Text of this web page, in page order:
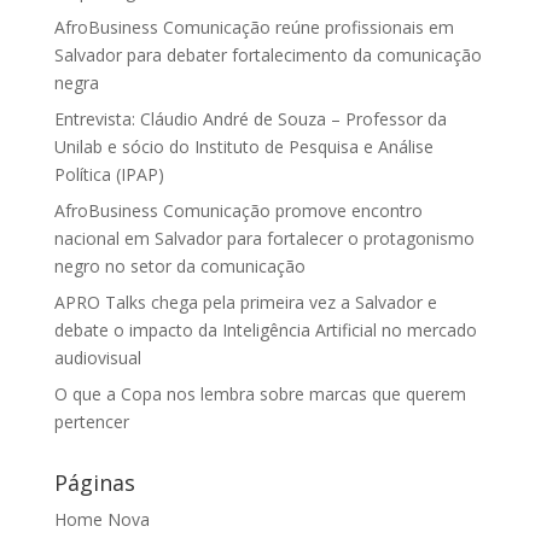
AfroBusiness Comunicação reúne profissionais em
Salvador para debater fortalecimento da comunicação
negra
Entrevista: Cláudio André de Souza – Professor da
Unilab e sócio do Instituto de Pesquisa e Análise
Política (IPAP)
AfroBusiness Comunicação promove encontro
nacional em Salvador para fortalecer o protagonismo
negro no setor da comunicação
APRO Talks chega pela primeira vez a Salvador e
debate o impacto da Inteligência Artificial no mercado
audiovisual
O que a Copa nos lembra sobre marcas que querem
pertencer
Páginas
Home Nova